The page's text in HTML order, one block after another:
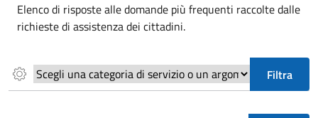
Elenco di risposte alle domande più frequenti raccolte dalle
richieste di assistenza dei cittadini.
Scegli una categoria di servizio o un argomento Filtra